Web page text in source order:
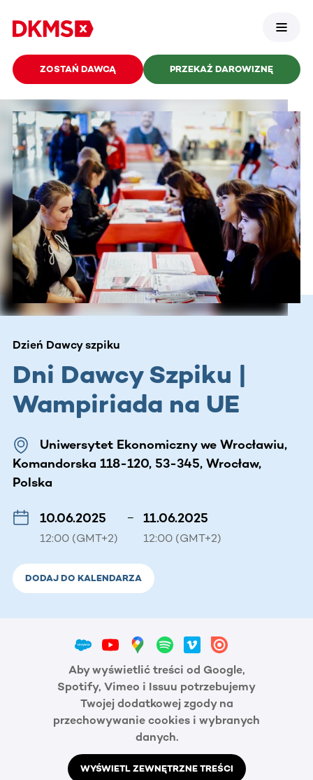
ZOSTAŃ DAWCĄ PRZEKAŻ DAROWIZNĘ
Dzień Dawcy szpiku
Dni Dawcy Szpiku |
Wampiriada na UE
Uniwersytet Ekonomiczny we Wrocławiu,
Komandorska 118-120, 53-345, Wrocław,
Polska
10.06.2025
12:00 (GMT+2)
– 11.06.2025
12:00 (GMT+2)
DODAJ DO KALENDARZA
Aby wyświetlić treści od Google,
Spotify, Vimeo i Issuu potrzebujemy
Twojej dodatkowej zgody na
przechowywanie cookies i wybranych
danych.
WYŚWIETL ZEWNĘTRZNE TREŚCI